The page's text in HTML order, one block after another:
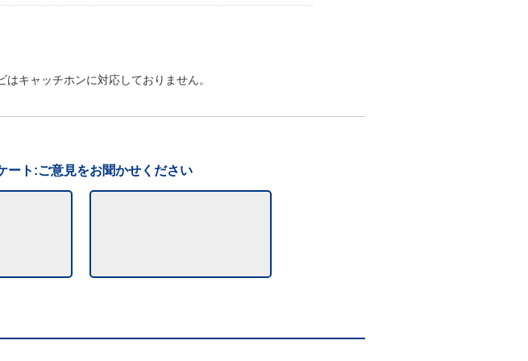
キャッチホンに対応しておりません。
ート:ご意見をお聞かせください